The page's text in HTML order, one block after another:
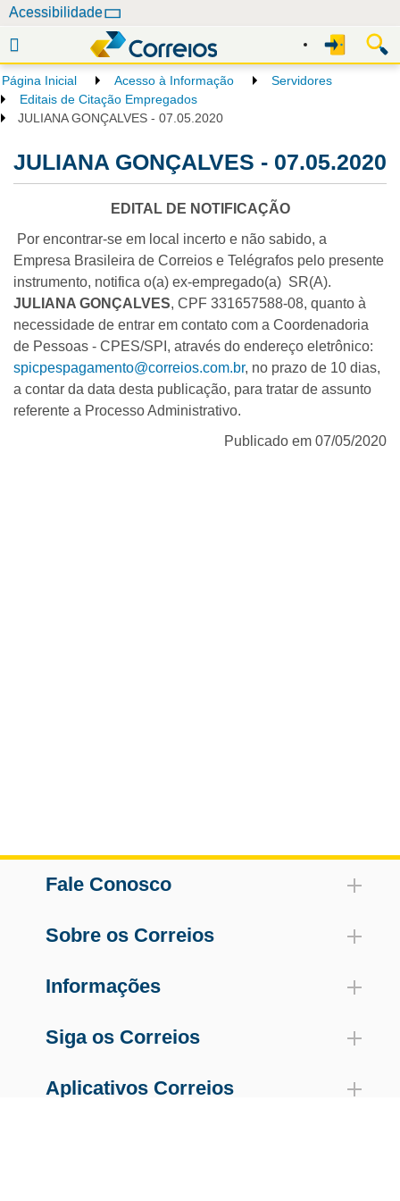
e
g
a
Acessibilidade
Página Inicial Acesso à Informação
Servidores
Editais de Citação Empregados
JULIANA GONÇALVES - 07.05.2020
JULIANA GONÇALVES - 07.05.2020
EDITAL DE NOTIFICAÇÃO
Por encontrar-se em local incerto e não sabido, a
Empresa Brasileira de Correios e Telégrafos pelo presente
instrumento, notifica o(a) ex-empregado(a) SR(A).
JULIANA GONÇALVES, CPF 331657588-08, quanto à
necessidade de entrar em contato com a Coordenadoria
de Pessoas - CPES/SPI, através do endereço eletrônico:
spicpespagamento@correios.com.br, no prazo de 10 dias,
a contar da data desta publicação, para tratar de assunto
referente a Processo Administrativo.
Publicado em 07/05/2020
Fale Conosco
Sobre os Correios
Informações
Siga os Correios
Aplicativos Correios